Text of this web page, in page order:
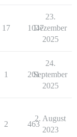
17 1047
23.
Dezember
2025
1 201
24.
September
2025
2 463
2. August
2023